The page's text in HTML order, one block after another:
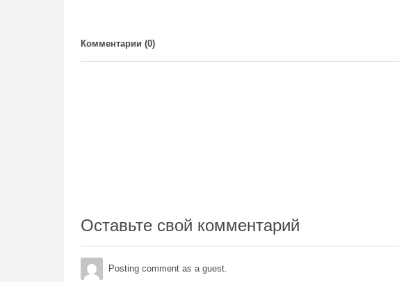
Комментарии (0)
Оставьте свой комментарий
Posting comment as a guest.